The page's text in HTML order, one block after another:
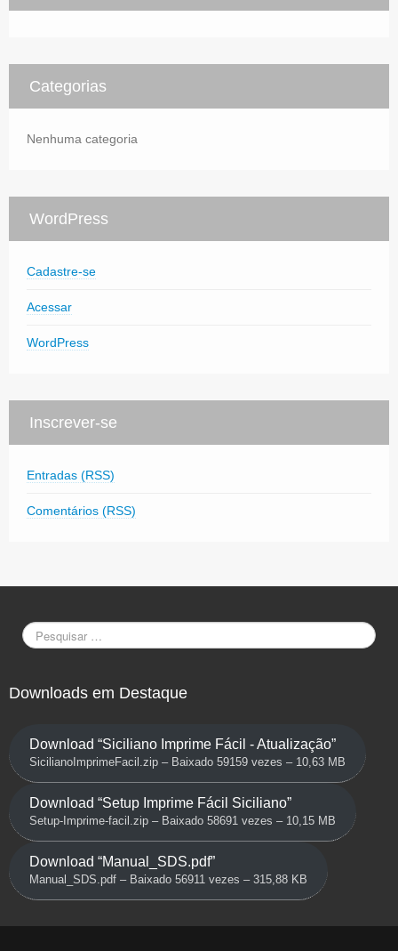
Categorias
Nenhuma categoria
WordPress
Cadastre-se
Acessar
WordPress
Inscrever-se
Entradas (RSS)
Comentários (RSS)
Downloads em Destaque
Download “Siciliano Imprime Fácil - Atualização”
SicilianoImprimeFacil.zip – Baixado 59159 vezes – 10,63 MB
Download “Setup Imprime Fácil Siciliano”
Setup-Imprime-facil.zip – Baixado 58691 vezes – 10,15 MB
Download “Manual_SDS.pdf”
Manual_SDS.pdf – Baixado 56911 vezes – 315,88 KB